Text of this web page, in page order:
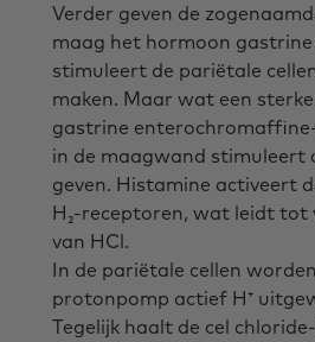
Verder geven de
maag het hormoon
stimuleert de pariëtale
maken. Maar wat een
gastrine
in de maagwand stimuleert
geven. Histamine activeert
H₂-receptoren, wat leidt tot
van HCl.
In de pariëtale cellen
protonpomp actief H⁺
Tegelijk haalt de cel